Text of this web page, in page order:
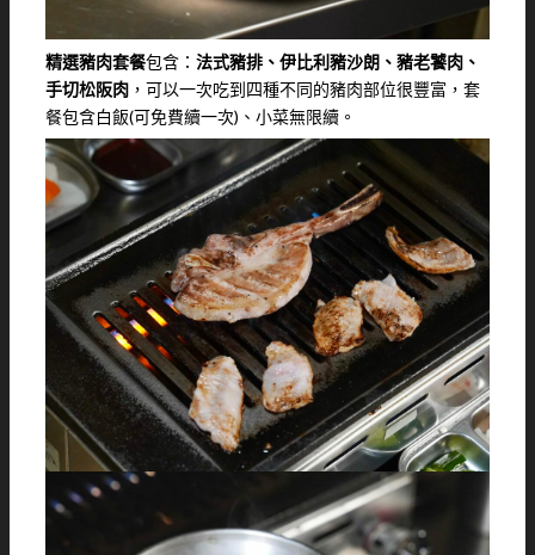
精選豬肉套餐包含： 法式豬排、伊比利豬沙朗、豬老饕肉、
手切松阪肉 ，可以一次吃到四種不同的豬肉部位很豐富，套
餐包含白飯(可免費續一次)、小菜無限續。